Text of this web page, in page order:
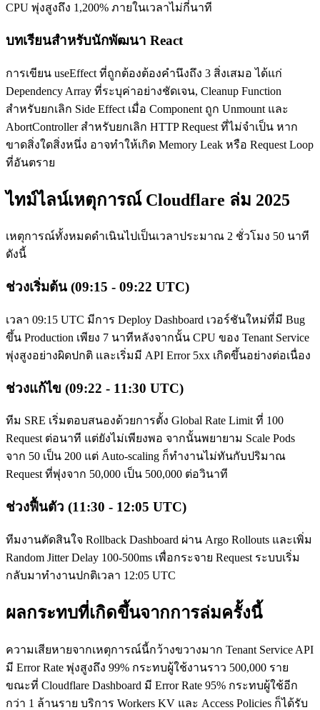
CPU พุ่งสูงถึง 1,200% ภายในเวลาไม่กี่นาที
บทเรียนสำหรับนักพัฒนา React
การเขียน useEffect ที่ถูกต้องต้องคำนึงถึง 3 สิ่งเสมอ ได้แก่
Dependency Array ที่ระบุค่าอย่างชัดเจน, Cleanup Function
สำหรับยกเลิก Side Effect เมื่อ Component ถูก Unmount และ
AbortController สำหรับยกเลิก HTTP Request ที่ไม่จำเป็น หาก
ขาดสิ่งใดสิ่งหนึ่ง อาจทำให้เกิด Memory Leak หรือ Request Loop
ที่อันตราย
ไทม์ไลน์เหตุการณ์ Cloudflare ล่ม 2025
เหตุการณ์ทั้งหมดดำเนินไปเป็นเวลาประมาณ 2 ชั่วโมง 50 นาที
ดังนี้
ช่วงเริ่มต้น (09:15 - 09:22 UTC)
เวลา 09:15 UTC มีการ Deploy Dashboard เวอร์ชันใหม่ที่มี Bug
ขึ้น Production เพียง 7 นาทีหลังจากนั้น CPU ของ Tenant Service
พุ่งสูงอย่างผิดปกติ และเริ่มมี API Error 5xx เกิดขึ้นอย่างต่อเนื่อง
ช่วงแก้ไข (09:22 - 11:30 UTC)
ทีม SRE เริ่มตอบสนองด้วยการตั้ง Global Rate Limit ที่ 100
Request ต่อนาที แต่ยังไม่เพียงพอ จากนั้นพยายาม Scale Pods
จาก 50 เป็น 200 แต่ Auto-scaling ก็ทำงานไม่ทันกับปริมาณ
Request ที่พุ่งจาก 50,000 เป็น 500,000 ต่อวินาที
ช่วงฟื้นตัว (11:30 - 12:05 UTC)
ทีมงานตัดสินใจ Rollback Dashboard ผ่าน Argo Rollouts และเพิ่ม
Random Jitter Delay 100-500ms เพื่อกระจาย Request ระบบเริ่ม
กลับมาทำงานปกติเวลา 12:05 UTC
ผลกระทบที่เกิดขึ้นจากการล่มครั้งนี้
ความเสียหายจากเหตุการณ์นี้กว้างขวางมาก Tenant Service API
มี Error Rate พุ่งสูงถึง 99% กระทบผู้ใช้งานราว 500,000 ราย
ขณะที่ Cloudflare Dashboard มี Error Rate 95% กระทบผู้ใช้อีก
กว่า 1 ล้านราย บริการ Workers KV และ Access Policies ก็ได้รับ